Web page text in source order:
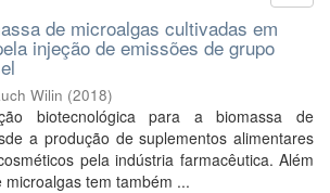
de microalgas cultivadas em
injeção de emissões de grupo
Wilin (2018)
biotecnológica para a biomassa de
a produção de suplementos alimentares
pela indústria farmacêutica. Além
tem também ...